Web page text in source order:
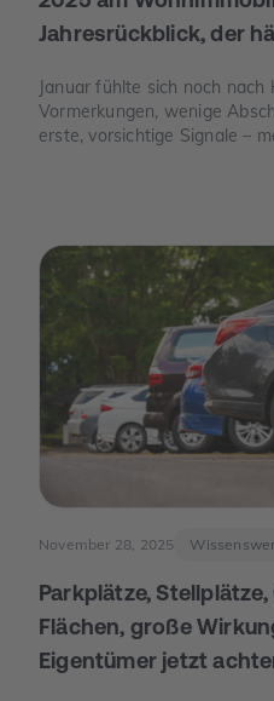
Jahresrückblick, der
Januar fühlte sich noch nach
Vormerkungen, wenige
erste, vorsichtige Signale –
mehr „Was ist wirklich
November 28, 2025
Parkplätze,
Flächen, große
Eigentümer jetzt